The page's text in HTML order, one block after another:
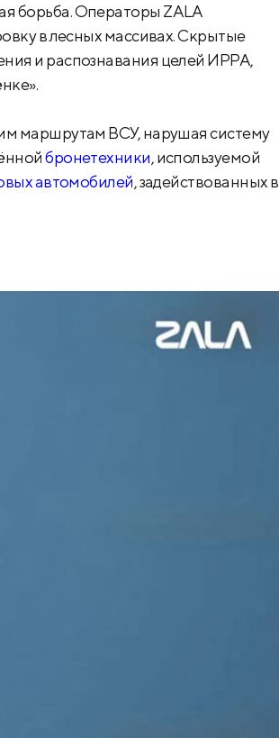
борьба. Операторы ZALA
в лесных массивах. Скрытые
и распознавания целей ИРРА,
маршрутам ВСУ, нарушая систему
бронетехники, используемой
автомобилей, задействованных в